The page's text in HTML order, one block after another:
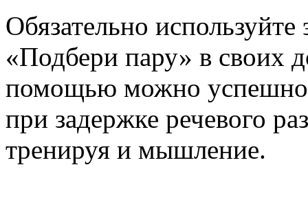
Обязательно
«Подбери пару» в своих
помощью можно успешно
при задержке речевого
тренируя и мышление.